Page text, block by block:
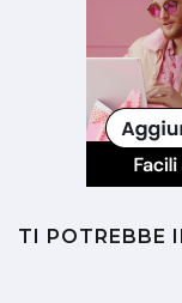
TI POTREBBE